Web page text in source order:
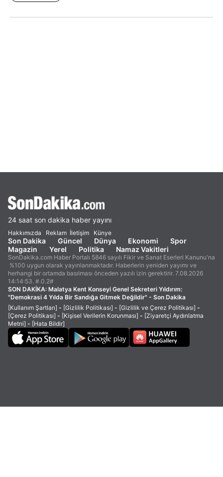
24 saat son dakika haber yayını
Hakkımızda Reklam İletişim Künye
Son Dakika Güncel Dünya Ekonomi
Spor
Magazin
Yerel Politika Namaz Vakitleri
SonDakika.com Haber Portalı 5846 sayılı Fikir ve Sanat Eserleri Kanunu'na
%100 uygun olarak yayınlanmaktadır. Haberlerin yeniden yayımı ve
herhangi bir ortamda basılması önceden yazılı izin gerektirir. 7.08.2026
14:14:53. #.0.2#
SON DAKİKA: Malatya Kent Konseyi Genel Sekreteri Yıldırım:
"Demokrasi 4 Yılda Bir Sandığa Gitmek Değildir" - Son Dakika
[Kullanım Şartları] - [Gizlilik Politikası] - [Gizlilik ve Çerez Politikası] -
[Çerez Politikası] - [Kişisel Verilerin Korunması] - [Ziyaretçi Aydınlatma
Metni] - [Hata Bildir]